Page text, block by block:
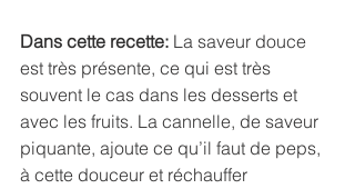
Dans cette recette: La saveur douce
est très présente, ce qui est très
souvent le cas dans les desserts et
avec les fruits. La cannelle, de saveur
piquante, ajoute ce qu’il faut de peps,
à cette douceur et réchauffer